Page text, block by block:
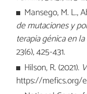
Mansego, M. L.,
de mutaciones y
terapia génica en
23(6), 425-431.
Hilson, R. (2021).
https://mefics.org/